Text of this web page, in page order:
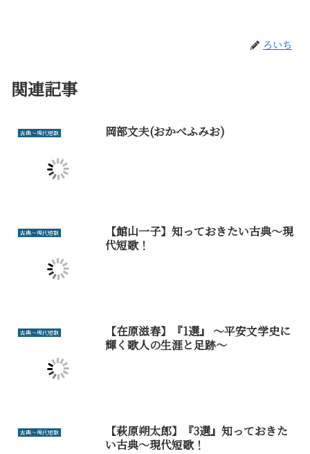
ろいち
関連記事
古典～現代短歌 岡部文夫(おかべふみお)
古典～現代短歌
【館山一子】知っておきたい古典～現
代短歌！
古典～現代短歌
【在原滋春】『1選』 ～平安文学史に
輝く歌人の生涯と足跡～
古典～現代短歌
【萩原朔太郎】『3選』知っておきた
い古典～現代短歌！